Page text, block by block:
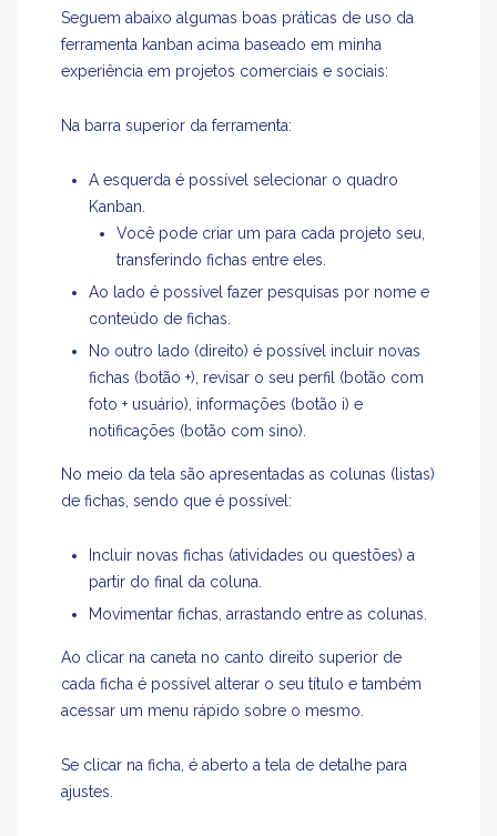
Seguem abaixo algumas boas práticas de uso da
ferramenta kanban acima baseado em minha
experiência em projetos comerciais e sociais:
Na barra superior da ferramenta:
A esquerda é possível selecionar o quadro
Kanban.
Você pode criar um para cada projeto seu,
transferindo fichas entre eles.
Ao lado é possível fazer pesquisas por nome e
conteúdo de fichas.
No outro lado (direito) é possível incluir novas
fichas (botão +), revisar o seu perfil (botão com
foto + usuário), informações (botão i) e
notificações (botão com sino).
No meio da tela são apresentadas as colunas (listas)
de fichas, sendo que é possível:
Incluir novas fichas (atividades ou questões) a
partir do final da coluna.
Movimentar fichas, arrastando entre as colunas.
Ao clicar na caneta no canto direito superior de
cada ficha é possível alterar o seu título e também
acessar um menu rápido sobre o mesmo.
Se clicar na ficha, é aberto a tela de detalhe para
ajustes.